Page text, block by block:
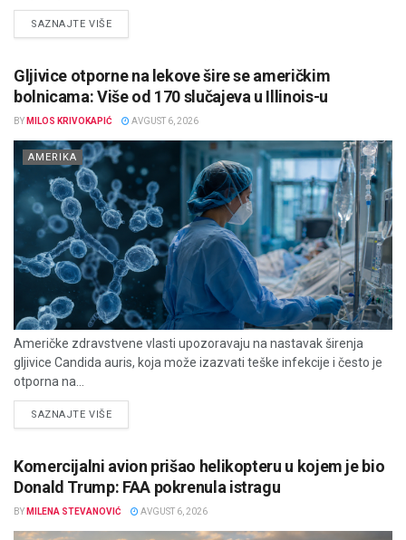
SAZNAJTE VIŠEDETAILS
Gljivice otporne na lekove šire se američkim
bolnicama: Više od 170 slučajeva u Illinois-u
BY MILOS KRIVOKAPIĆ AVGUST 6, 2026
AMERIKA
Američke zdravstvene vlasti upozoravaju na nastavak širenja
gljivice Candida auris, koja može izazvati teške infekcije i često je
otporna na...
SAZNAJTE VIŠEDETAILS
Komercijalni avion prišao helikopteru u kojem je bio
Donald Trump: FAA pokrenula istragu
BY MILENA STEVANOVIĆ AVGUST 6, 2026